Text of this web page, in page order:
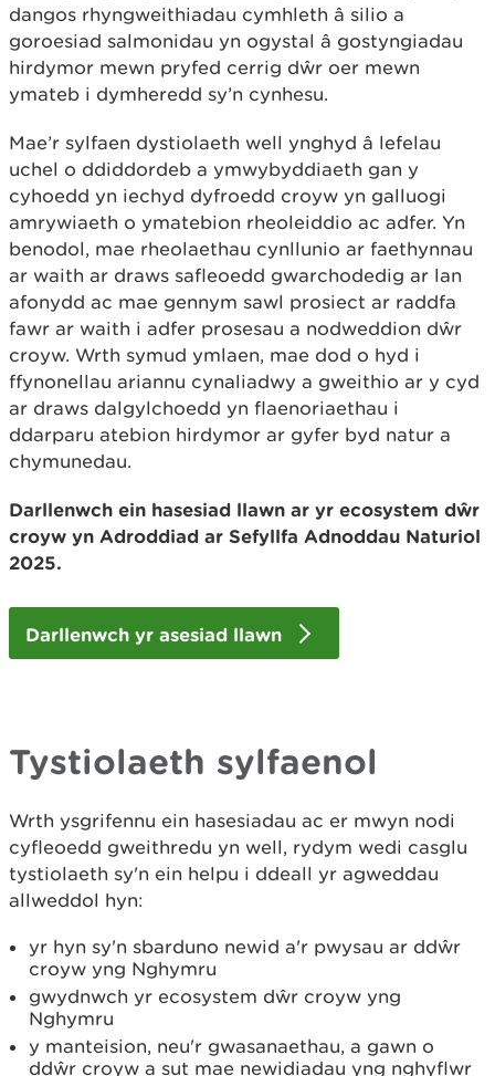
dangos rhyngweithiadau cymhleth â silio a
goroesiad salmonidau yn ogystal â gostyngiadau
hirdymor mewn pryfed cerrig dŵr oer mewn
ymateb i dymheredd sy’n cynhesu.
Mae’r sylfaen dystiolaeth well ynghyd â lefelau
uchel o ddiddordeb a ymwybyddiaeth gan y
cyhoedd yn iechyd dyfroedd croyw yn galluogi
amrywiaeth o ymatebion rheoleiddio ac adfer. Yn
benodol, mae rheolaethau cynllunio ar faethynnau
ar waith ar draws safleoedd gwarchodedig ar lan
afonydd ac mae gennym sawl prosiect ar raddfa
fawr ar waith i adfer prosesau a nodweddion dŵr
croyw. Wrth symud ymlaen, mae dod o hyd i
ffynonellau ariannu cynaliadwy a gweithio ar y cyd
ar draws dalgylchoedd yn flaenoriaethau i
ddarparu atebion hirdymor ar gyfer byd natur a
chymunedau.
Darllenwch ein hasesiad llawn ar yr ecosystem dŵr
croyw yn Adroddiad ar Sefyllfa Adnoddau Naturiol
2025.
Darllenwch yr asesiad llawn
Tystiolaeth sylfaenol
Wrth ysgrifennu ein hasesiadau ac er mwyn nodi
cyfleoedd gweithredu yn well, rydym wedi casglu
tystiolaeth sy'n ein helpu i ddeall yr agweddau
allweddol hyn:
yr hyn sy'n sbarduno newid a'r pwysau ar ddŵr
croyw yng Nghymru
gwydnwch yr ecosystem dŵr croyw yng
Nghymru
y manteision, neu'r gwasanaethau, a gawn o
ddŵr croyw a sut mae newidiadau yng nghyflwr